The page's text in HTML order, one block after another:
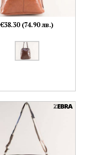
€38.30 (74.90 лв.)